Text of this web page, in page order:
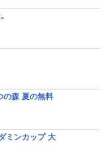
の森 夏の無料
ミンカップ 大